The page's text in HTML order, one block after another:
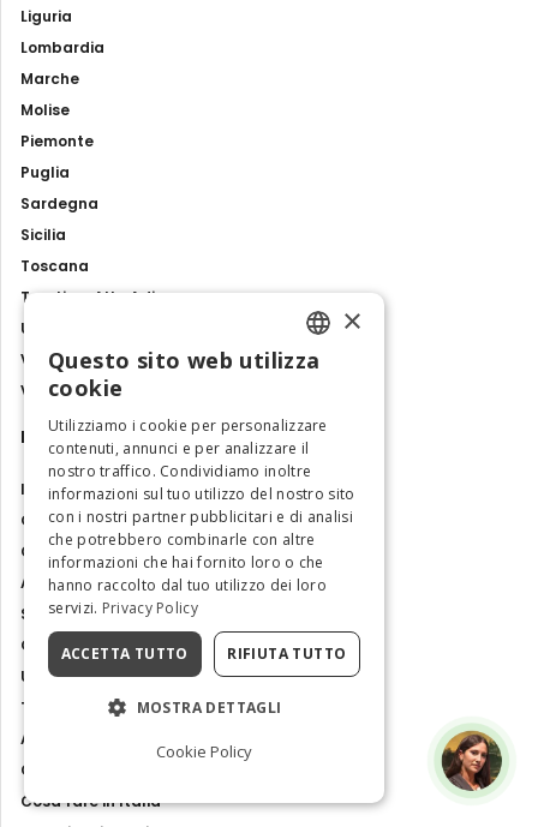
Liguria
Lombardia
Marche
Molise
Piemonte
Puglia
Sardegna
Sicilia
Toscana
Trentino-Alto Adige
Umbria
Valle d'Aosta
Veneto
Magazine
Italia come un local
Gemme nascoste
Come arrivare
Attrazioni e tour
Siti Unesco
Guide di Viaggio
Ultime notizie
Tour ed Esperienze
Arte e cultura
Cibo e sapori
Cosa fare in Italia
ENGLISH
ITALIAN
×
Questo sito web utilizza
cookie
Utilizziamo i cookie per personalizzare
contenuti, annunci e per analizzare il
nostro traffico. Condividiamo inoltre
informazioni sul tuo utilizzo del nostro sito
con i nostri partner pubblicitari e di analisi
che potrebbero combinarle con altre
informazioni che hai fornito loro o che
hanno raccolto dal tuo utilizzo dei loro
servizi. Privacy Policy
ACCETTA TUTTO RIFIUTA TUTTO
MOSTRA DETTAGLI
Cookie Policy